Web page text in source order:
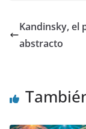
b
o
d
Kandinsky, el
abstracto